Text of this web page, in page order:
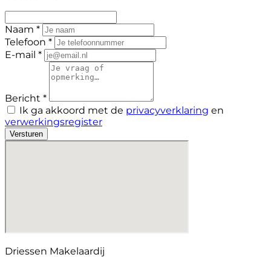
Naam *
Telefoon *
E-mail *
Bericht *
Ik ga akkoord met de privacyverklaring en
verwerkingsregister
Versturen
Driessen Makelaardij